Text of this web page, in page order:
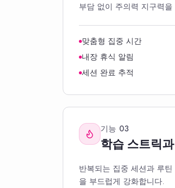
부담 없이 주의력 지구력을
맞춤형 집중 시간
내장 휴식 알림
세션 완료 추적
기능 03
학습 스트릭
반복되는 집중 세션과 루
을 부드럽게 강화합니다.